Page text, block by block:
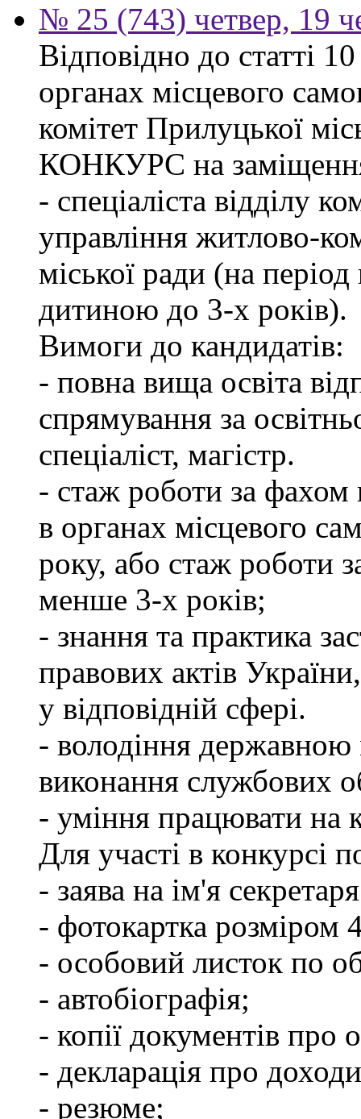
№ 25 (743) четвер, 19
Відповідно до статті
органах місцевого
комітет Прилуцької
КОНКУРС на
- спеціаліста відділу
управління житлово-
міської ради (на
дитиною до 3-х років).
Вимоги до кандидатів:
- повна вища освіта
спрямування за
спеціаліст, магістр.
- стаж роботи за фахом
в органах місцевого
року, або стаж роботи
менше 3-х років;
- знання та практика
правових актів
у відповідній сфері.
- володіння державною
виконання службових
- уміння працювати на
Для участі в конкурсі
- заява на ім'я
- фотокартка розміром
- особовий листок по
- автобіографія;
- копії документів про
- декларація про
- резюме;